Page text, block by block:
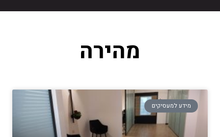
מהירה
מידע למעסיקים